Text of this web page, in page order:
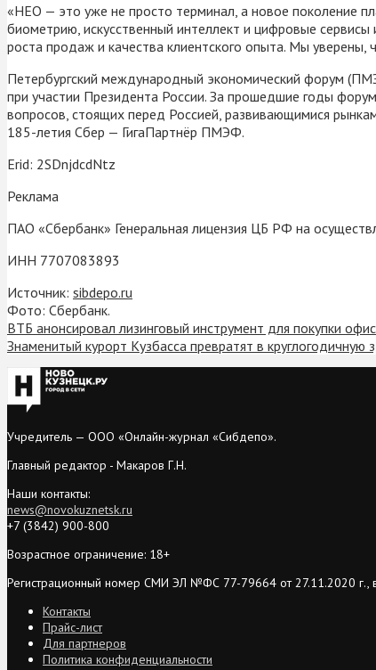
«НЕО — это уже не просто терминал, а новое поколение
биометрию, искусственный интеллект и цифровые
роста продаж и качества клиентского опыта. Мы
Петербургский международный экономический форум
при участии Президента России. За прошедшие годы
вопросов, стоящих перед Россией, развивающимися
185-летия Сбер — ГигаПартнёр ПМЭФ.
Erid: 2SDnjdcdNtz
Реклама
ПАО «Сбербанк» Генеральная лицензия ЦБ РФ на
ИНН 7707083893
Источник: sibdepo.ru
Фото: Сбербанк.
ВТБ анонсировал лизинговый инструмент для покупки
Знаменитый курорт Кузбасса превратят в круглогодичную
Учредитель — ООО «Онлайн-журнал «Сибдепо».
Главный редактор - Макаров Г.Н.
Наши контакты:
news@novokuznetsk.ru
+7 (3842) 900-800
Возрастное ограничение: 18+
Регистрационный номер СМИ ЭЛ №ФС 77-79664 от 27.11.2020 г.,
Контакты
Прайс-лист
Для партнеров
Политика конфиденциальности